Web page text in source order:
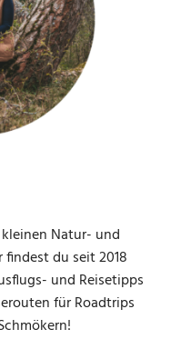
Natur- und
findest du seit 2018
und Reisetipps
für Roadtrips